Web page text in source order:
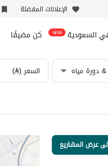
الإعلانات المفضلة
السعودية جديد كن مضيفًا
دورة مياه السعر (⃁)
عرض المشاريع